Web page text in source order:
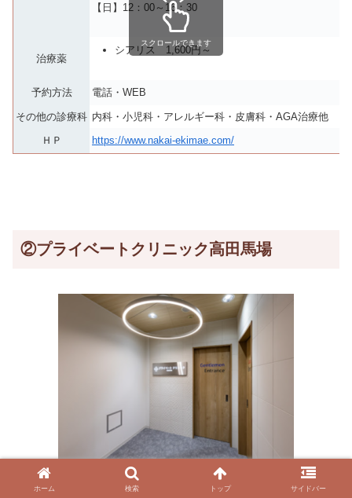
【日】12：00～16：30
治療薬
シアリス 1,600円～
予約方法 電話・WEB
その他の診療科 内科・小児科・アレルギー科・皮膚科・AGA治療他
ＨＰ
https://www.nakai-ekimae.com/
スクロールできます
②プライベートクリニック高田馬場
オンライン診療
ホーム 検索 トップ サイドバー